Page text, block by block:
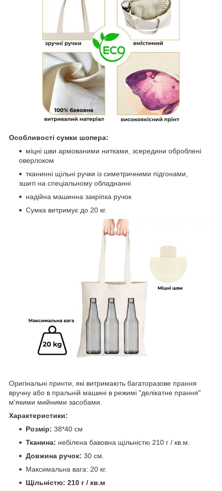
Особливості сумки шопера:
міцні шви армованими нитками, зсередини оброблені
оверлоком
тканинні щільні ручки із симетричними підгонами,
зшиті на спеціальному обладнанні
надійна машинна закріпка ручок
Сумка витримує до 20 кг.
Оригінальні принти, які витримають багаторазове прання
вручну або в пральній машині в режимі "делікатне прання"
м'якими мийними засобами.
Характеристики:
Розмір: 38*40 см
Тканина: небілена бавовна щільністю 210 г / кв.м.
Довжина ручок: 30 см.
Максимальна вага: 20 кг.
Щільністю: 210 г / кв.м